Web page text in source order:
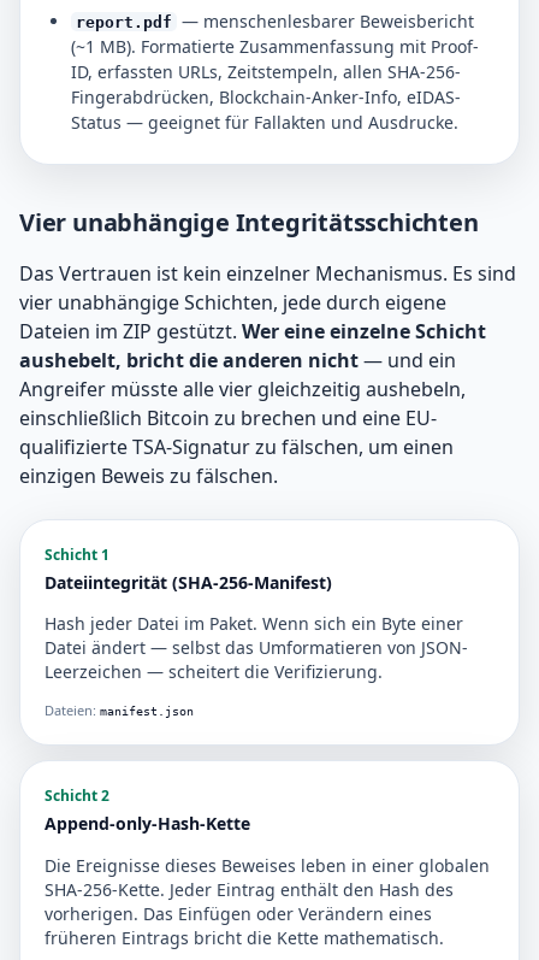
report.pdf — menschenlesbarer Beweisbericht
(~1 MB). Formatierte Zusammenfassung mit Proof-
ID, erfassten URLs, Zeitstempeln, allen SHA-256-
Fingerabdrücken, Blockchain-Anker-Info, eIDAS-
Status — geeignet für Fallakten und Ausdrucke.
Vier unabhängige Integritätsschichten
Das Vertrauen ist kein einzelner Mechanismus. Es sind
vier unabhängige Schichten, jede durch eigene
Dateien im ZIP gestützt. Wer eine einzelne Schicht
aushebelt, bricht die anderen nicht— und ein
Angreifer müsste alle vier gleichzeitig aushebeln,
einschließlich Bitcoin zu brechen und eine EU-
qualifizierte TSA-Signatur zu fälschen, um einen
einzigen Beweis zu fälschen.
Schicht 1
Dateiintegrität (SHA-256-Manifest)
Hash jeder Datei im Paket. Wenn sich ein Byte einer
Datei ändert — selbst das Umformatieren von JSON-
Leerzeichen — scheitert die Verifizierung.
Dateien: manifest.json
Schicht 2
Append-only-Hash-Kette
Die Ereignisse dieses Beweises leben in einer globalen
SHA-256-Kette. Jeder Eintrag enthält den Hash des
vorherigen. Das Einfügen oder Verändern eines
früheren Eintrags bricht die Kette mathematisch.